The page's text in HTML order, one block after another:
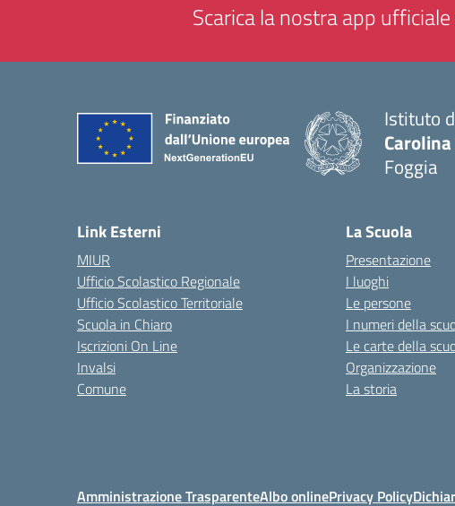
Scarica la nostra app ufficiale
Istituto
Foggia
Link Esterni
MIUR
Ufficio Scolastico Regionale
Ufficio Scolastico Territoriale
Scuola in Chiaro
Iscrizioni On Line
Invalsi
Comune
La Scuola
Presentazione
I luoghi
Le persone
I numeri della
Le carte della
Organizzazione
La storia
Amministrazione TrasparenteAlbo onlinePrivacy Policy